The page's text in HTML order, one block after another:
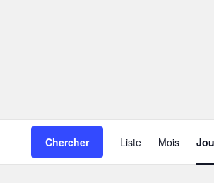
Chercher Liste Mois